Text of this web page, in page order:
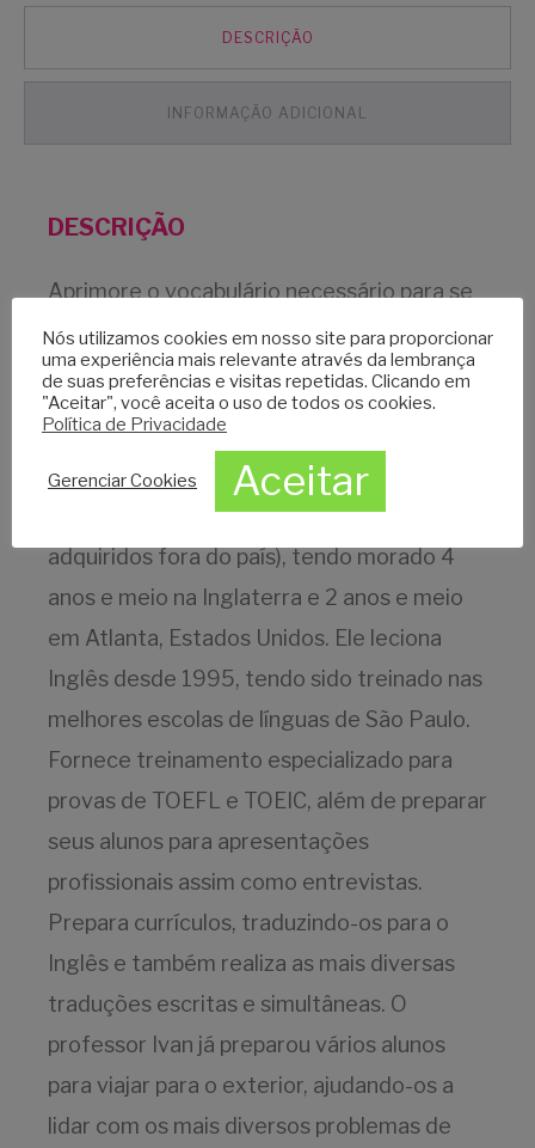
quantidade
DESCRIÇÃO
INFORMAÇÃO ADICIONAL
DESCRIÇÃO
Aprimore o vocabulário necessário para se
comunicar e aproveitar melhor as
oportunidades de um mundo totalmente
conectado.
Ivan Carlos de Moricz:É formado no
exterior (diploma escolar e universitário
adquiridos fora do país), tendo morado 4
anos e meio na Inglaterra e 2 anos e meio
em Atlanta, Estados Unidos. Ele leciona
Inglês desde 1995, tendo sido treinado nas
melhores escolas de línguas de São Paulo.
Fornece treinamento especializado para
provas de TOEFL e TOEIC, além de preparar
seus alunos para apresentações
profissionais assim como entrevistas.
Prepara currículos, traduzindo-os para o
Inglês e também realiza as mais diversas
traduções escritas e simultâneas. O
professor Ivan já preparou vários alunos
para viajar para o exterior, ajudando-os a
lidar com os mais diversos problemas de
Nós utilizamos cookies em nosso site para proporcionar
uma experiência mais relevante através da lembrança
de suas preferências e visitas repetidas. Clicando em
"Aceitar", você aceita o uso de todos os cookies.
Política de Privacidade
Gerenciar Cookies Aceitar